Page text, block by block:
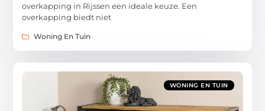
overkapping in Rijssen een ideale keuze. Een
overkapping biedt niet
Woning En Tuin
WONING EN TUIN